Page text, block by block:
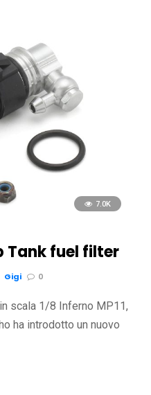
7.0K
Tank fuel filter
Gigi 0
scala 1/8 Inferno MP11,
ha introdotto un nuovo